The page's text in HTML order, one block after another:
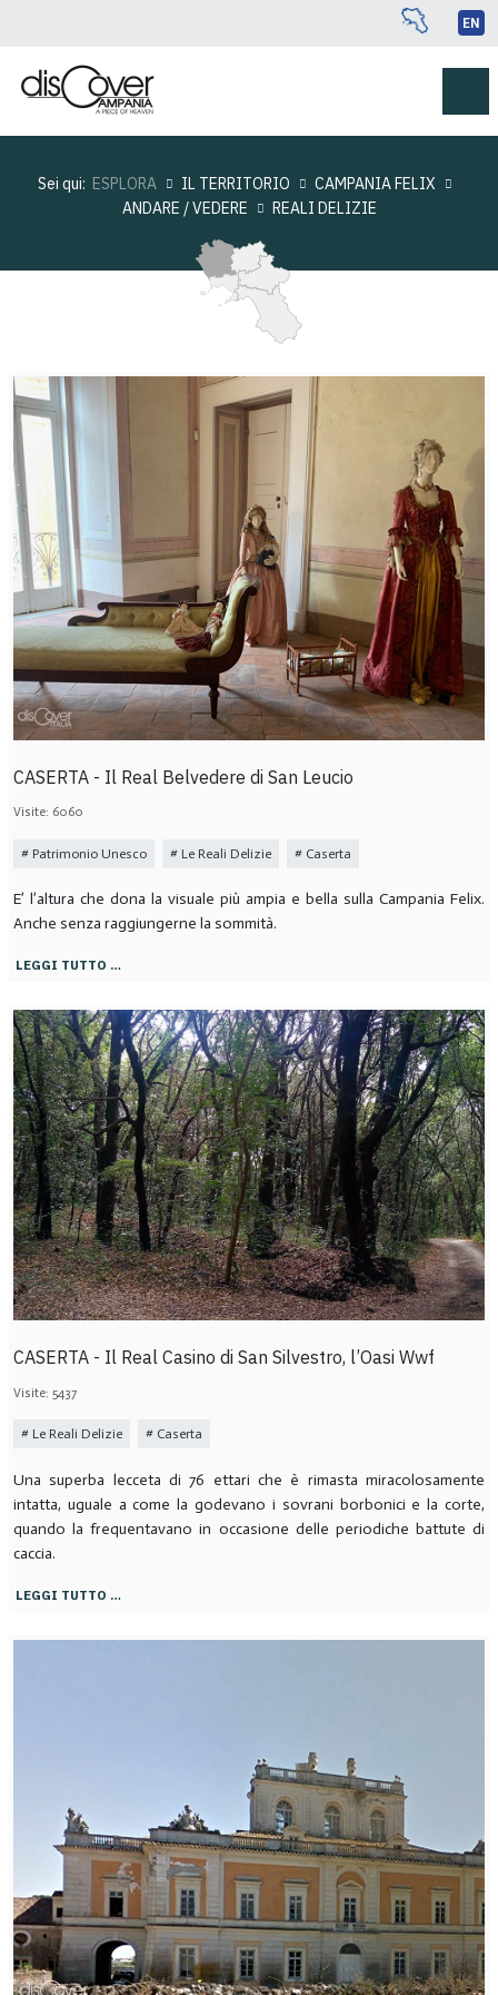
EN
Sei qui: ESPLORA IL TERRITORIO
CAMPANIA FELIX
ANDARE / VEDERE
REALI DELIZIE
CASERTA - Il Real Belvedere di San Leucio
Visite: 6060
Patrimonio Unesco Le Reali Delizie Caserta
E’ l’altura che dona la visuale più ampia e bella sulla Campania Felix.
Anche senza raggiungerne la sommità.
LEGGI TUTTO …
CASERTA - Il Real Casino di San Silvestro, l’Oasi Wwf
Visite: 5437
Le Reali Delizie Caserta
Una superba lecceta di 76 ettari che è rimasta miracolosamente
intatta, uguale a come la godevano i sovrani borbonici e la corte,
quando la frequentavano in occasione delle periodiche battute di
caccia.
LEGGI TUTTO …